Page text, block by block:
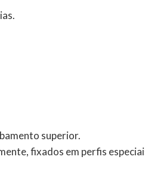
superior.
fixados em perfis